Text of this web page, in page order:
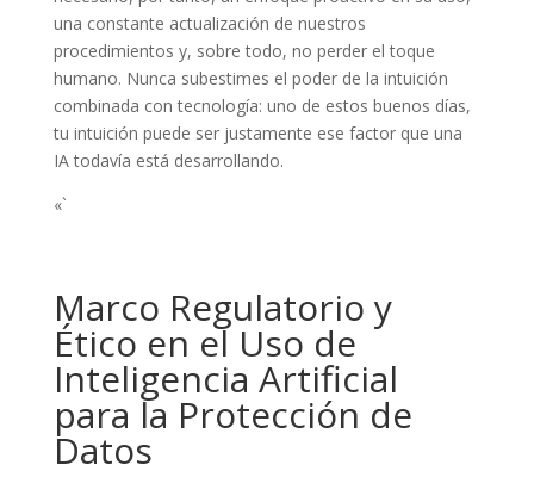
una constante actualización de nuestros
procedimientos y, sobre todo, no perder el toque
humano. Nunca subestimes el poder de la intuición
combinada con tecnología: uno de estos buenos días,
tu intuición puede ser justamente ese factor que una
IA todavía está desarrollando.
«`
Marco Regulatorio y
Ético en el Uso de
Inteligencia Artificial
para la Protección de
Datos